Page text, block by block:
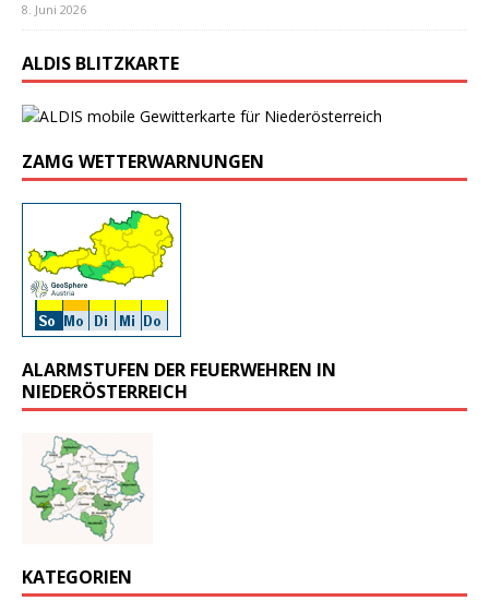
8. Juni 2026
ALDIS BLITZKARTE
ZAMG WETTERWARNUNGEN
ALARMSTUFEN DER FEUERWEHREN IN
NIEDERÖSTERREICH
KATEGORIEN